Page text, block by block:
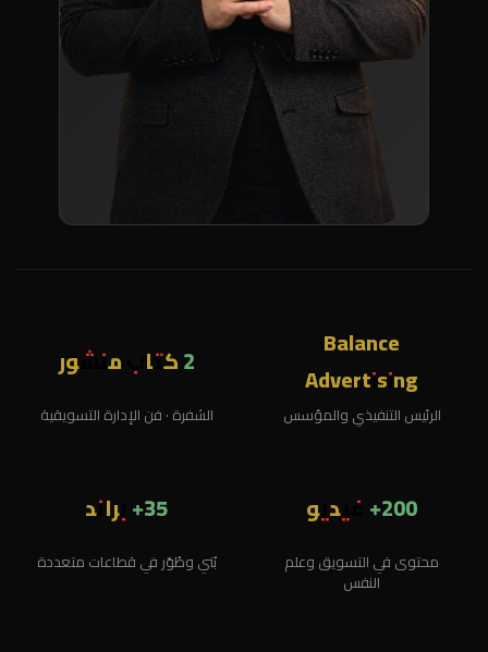
Balance
Advertising
الرئيس التنفيذي والمؤسس
2 كتاب منشور
الشفرة · فن الإدارة التسويقية
200+ فيديو
محتوى في التسويق وعلم
النفس
35+ براند
بُني وطُوّر في قطاعات متعددة